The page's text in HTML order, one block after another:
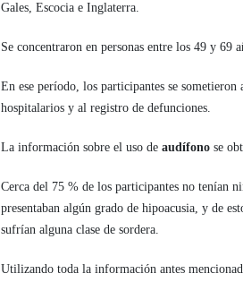
Gales, Escocia e Inglaterra.
Se concentraron en personas entre los 49 y 69
En ese período, los participantes se
hospitalarios y al registro de defunciones.
La información sobre el uso de audífono se
Cerca del 75 % de los participantes no tenían
presentaban algún grado de hipoacusia, y de
sufrían alguna clase de sordera.
Utilizando toda la información antes